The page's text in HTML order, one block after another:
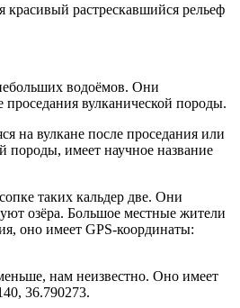
красивый растрескавшийся рельеф
водоёмов. Они
проседания вулканической породы.
на вулкане после проседания или
породы, имеет научное название
таких кальдер две. Они
озёра. Большое местные жители
оно имеет GPS-координаты:
нам неизвестно. Оно имеет
36.790273.